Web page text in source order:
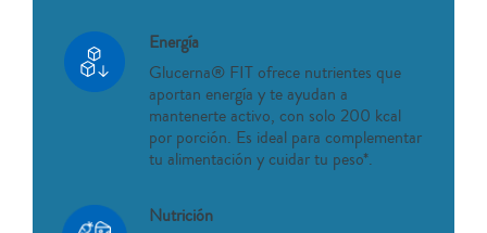
Energía
Glucerna® FIT ofrece nutrientes que
aportan energía y te ayudan a
mantenerte activo, con solo 200 kcal
por porción. Es ideal para complementar
tu alimentación y cuidar tu peso*.
Nutrición